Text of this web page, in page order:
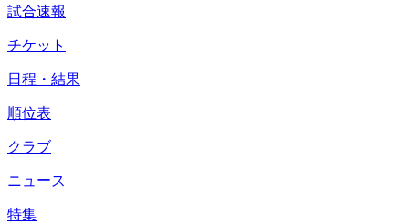
試合速報
チケット
日程・結果
順位表
クラブ
ニュース
特集